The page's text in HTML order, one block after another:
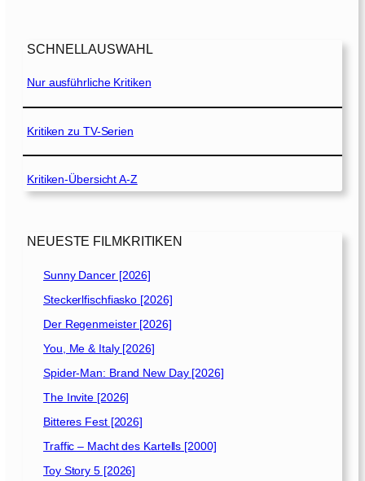
2
]
SCHNELLAUSWAHL
Nur ausführliche Kritiken
Kritiken zu TV-Serien
Kritiken-Übersicht A-Z
NEUESTE FILMKRITIKEN
Sunny Dancer [2026]
Steckerlfischfiasko [2026]
Der Regenmeister [2026]
You, Me & Italy [2026]
Spider-Man: Brand New Day [2026]
The Invite [2026]
Bitteres Fest [2026]
Traffic – Macht des Kartells [2000]
Toy Story 5 [2026]